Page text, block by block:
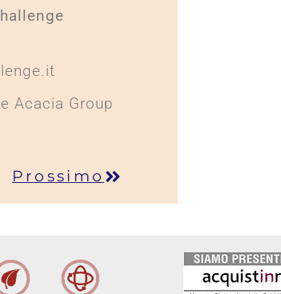
Acacia Group
Prossimo